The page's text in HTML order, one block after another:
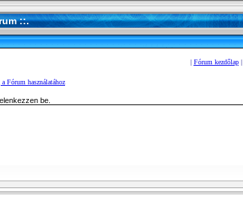
::.
| Fórum kezdőlap|
a Fórum használatához
be.